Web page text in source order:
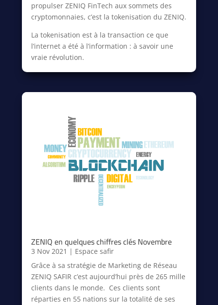
propulser ZENIQ FinTech aux sommets des
cryptomonnaies, c’est la tokenisation du ZENIQ.
La tokenisation est à la transaction ce que
l’internet a été à l’information : à savoir une
vraie révolution.
ZENIQ en quelques chiffres clés Novembre
3 Nov 2021 | Espace safir
Grâce à sa stratégie de Marketing de Réseau
ZENIQ SAFIR c’est aujourd’hui près de 265 mille
clients dans le monde. Ces clients sont
réparties en 55 nations sur la totalité de ses